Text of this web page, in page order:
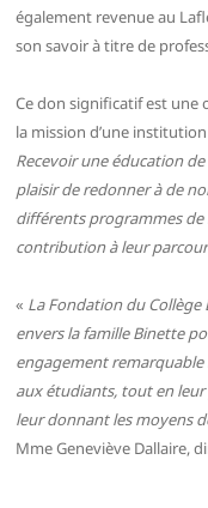
également revenue au
son savoir à titre de
Ce don significatif est une
la mission d’une
Recevoir une éducation
plaisir de redonner à de
différents programmes
contribution à leur
« La Fondation du
envers la famille Binette
engagement
aux étudiants, tout en
leur donnant les moyens
Mme Geneviève Dallaire,